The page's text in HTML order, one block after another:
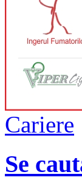
Cariere
Se